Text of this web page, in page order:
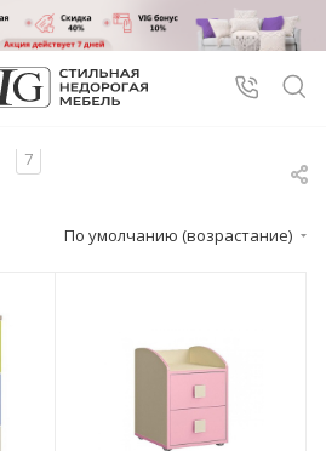
7
По умолчанию (возрастание)